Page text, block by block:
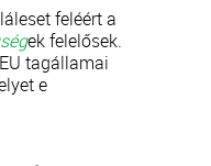
feléért a
ek felelősek.
tagállamai
e